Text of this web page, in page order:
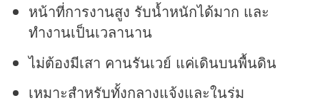
หน้าที่การงานสูง รับน้ำหนักได้มาก และ
ทำงานเป็นเวลานาน
ไม่ต้องมีเสา คานรันเวย์ แค่เดินบนพื้นดิน
เหมาะสำหรับทั้งกลางแจ้งและในร่ม